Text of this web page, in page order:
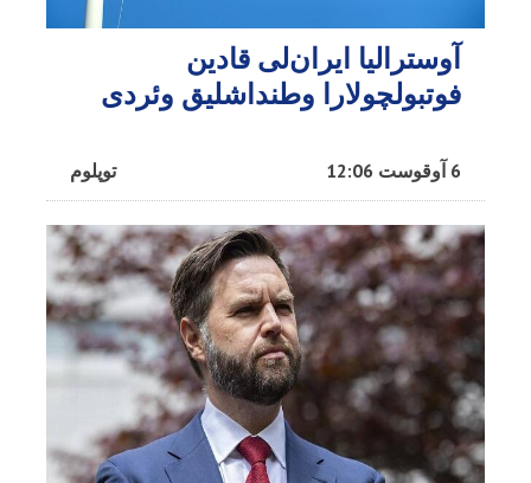
آوسترالیا ایران‌لی قادین
فوتبولچولارا وطنداشلیق وئردی
توپلوم 6 آوقوست 12:06